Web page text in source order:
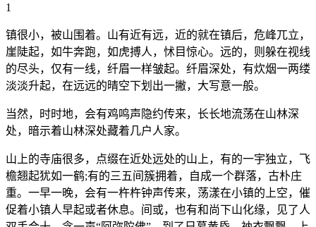
1
镇很小，被山围着。山有近有远，近的就在镇后，危峰兀立，
崖陡起，如牛奔跑，如虎搏人，怵目惊心。远的，则躲在视线
的尽头，仅有一线，纤眉一样皱起。纤眉深处，有炊烟一两缕
淡淡升起，在远远的晴空下划出一撇，大写意一般。
当然，时时地，会有鸡鸣声隐约传来，长长地流荡在山林深
处，暗示着山林深处藏着几户人家。
山上的寺庙很多，点缀在近处远处的山上，有的一宇独立，飞
檐翘起犹如一鹤;有的三五间簇拥着，自成一个群落，古朴庄
重。一早一晚，会有一杵杵钟声传来，荡漾在小镇的上空，催
促着小镇人早起或者休息。间或，也有和尚下山化缘，见了人